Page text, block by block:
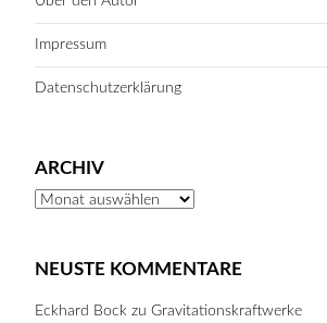
Impressum
Datenschutzerklärung
ARCHIV
Archiv
NEUSTE KOMMENTARE
Eckhard Bockzu Gravitationskraftwerke